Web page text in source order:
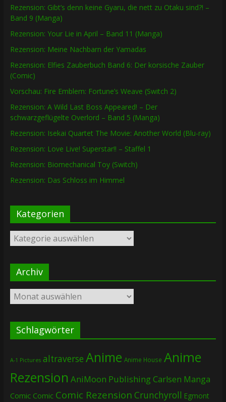
Rezension: Gibt’s denn keine Gyaru, die nett zu Otaku sind?! –
Band 9 (Manga)
Rezension: Your Lie in April – Band 11 (Manga)
Rezension: Meine Nachbarn der Yamadas
Rezension: Elfies Zauberbuch Band 6: Der korsische Zauber
(Comic)
Vorschau: Fire Emblem: Fortune’s Weave (Switch 2)
Rezension: A Wild Last Boss Appeared! – Der
schwarzgeflügelte Overlord – Band 5 (Manga)
Rezension: Isekai Quartet The Movie: Another World (Blu-ray)
Rezension: Love Live! Superstar!! – Staffel 1
Rezension: Biomechanical Toy (Switch)
Rezension: Das Schloss im Himmel
Kategorien
Kategorien
Archiv
Archiv
Schlagwörter
A-1 Pictures altraverse Anime Anime House Anime
Rezension AniMoon PublishingCarlsen Manga
Comic Comic Comic Rezension Crunchyroll Egmont